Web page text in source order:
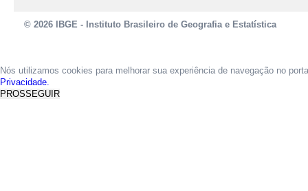
© 2026 IBGE - Instituto Brasileiro de Geografia e Estatística
Nós utilizamos cookies para melhorar sua experiência de navegação no
Privacidade.
PROSSEGUIR